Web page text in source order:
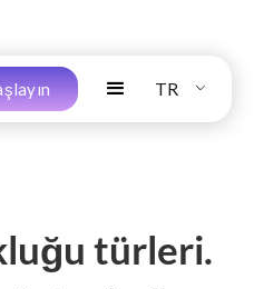
TR
türleri.